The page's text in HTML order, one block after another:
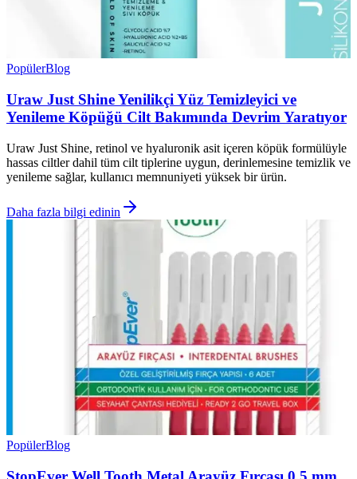
PopülerBlog
Uraw Just Shine Yenilikçi Yüz Temizleyici ve
Yenileme Köpüğü Cilt Bakımında Devrim Yaratıyor
Uraw Just Shine, retinol ve hyaluronik asit içeren köpük formülüyle
hassas ciltler dahil tüm cilt tiplerine uygun, derinlemesine temizlik ve
yenileme sağlar, kullanıcı memnuniyeti yüksek bir ürün.
Daha fazla bilgi edinin
PopülerBlog